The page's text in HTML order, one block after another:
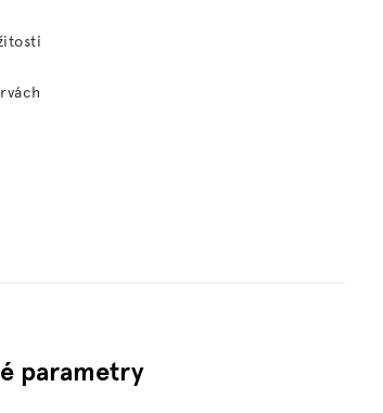
parametry